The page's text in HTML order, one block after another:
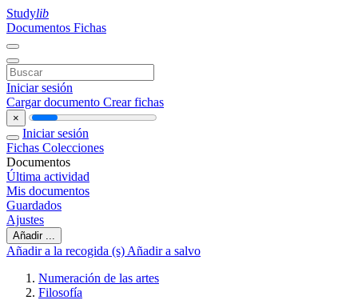
Studylib
Documentos Fichas
Iniciar sesión
Cargar documento Crear fichas
×
Iniciar sesión
Fichas Colecciones
Documentos
Última actividad
Mis documentos
Guardados
Ajustes
Añadir ...
Añadir a la recogida (s) Añadir a salvo
Numeración de las artes
Filosofía